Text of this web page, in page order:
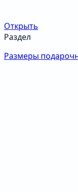
Открыть
Раздел
Размеры